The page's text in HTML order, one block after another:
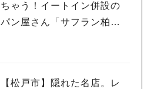
ちゃう！イートイン併設の
パン屋さん「サフラン柏の
【松戸市】隠れた名店。レ